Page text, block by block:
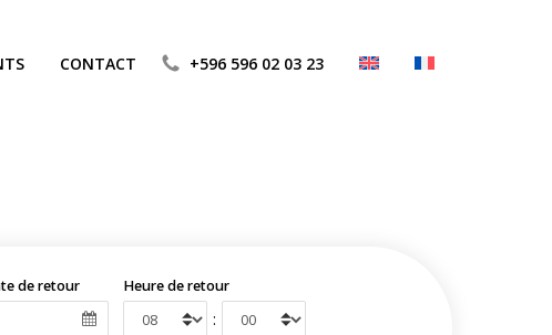
CONTACT +596 596 02 03 23
de retour Heure de retour
: